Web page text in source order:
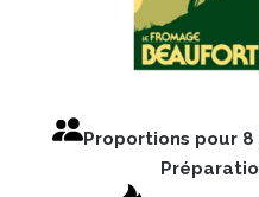
Proportions pour 8